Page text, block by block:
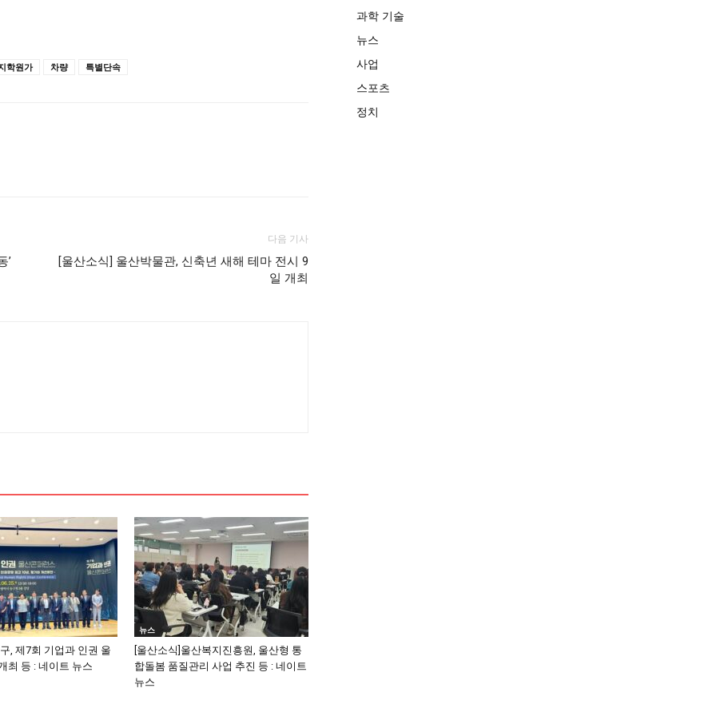
학원가 차량 특별단속
’
다음 기사
[울산소식] 울산박물관, 신축년 새해 테마 전시 9
일 개최
, 제7회 기업과 인권 울
최 등 : 네이트 뉴스
뉴스
[울산소식]울산복지진흥원, 울산형 통
합돌봄 품질관리 사업 추진 등 : 네이트
뉴스
과학 기술
뉴스
사업
스포츠
정치